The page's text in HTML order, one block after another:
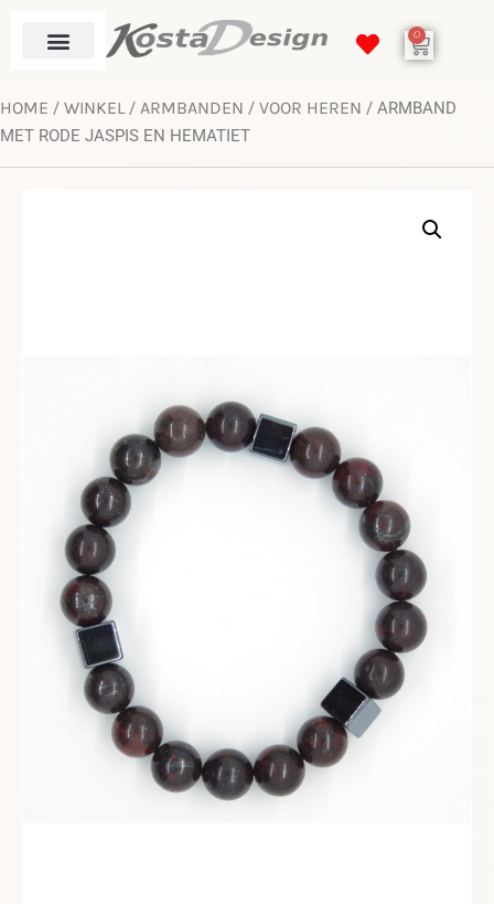
0
HOME / WINKEL/ ARMBANDEN / VOOR HEREN / ARMBAND
MET RODE JASPIS EN HEMATIET